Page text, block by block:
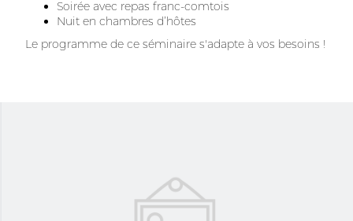
Soirée avec repas franc-comtois
Nuit en chambres d’hôtes
Le programme de ce séminaire s'adapte à vos besoins !